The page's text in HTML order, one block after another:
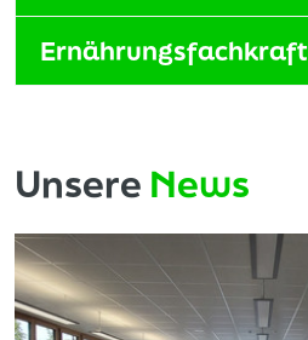
Ernährungsfachkraft
Unsere News